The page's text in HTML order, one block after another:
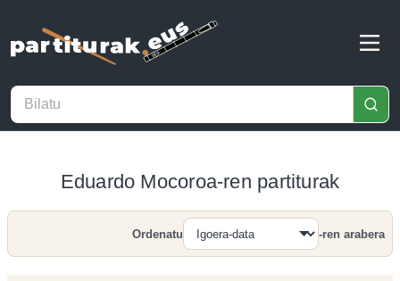
Eduardo Mocoroa-ren partiturak
Bilatu
Ordenatu -ren arabera